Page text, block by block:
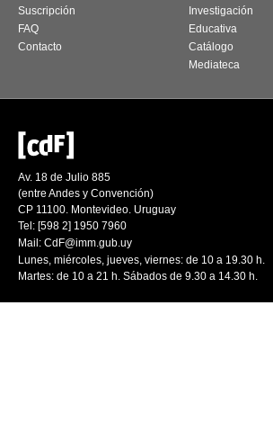
Suscripción
FAQ
Contacto
Investigación
Educativa
Catálogo
Mediateca
Av. 18 de Julio 885
(entre Andes y Convención)
CP 11100. Montevideo. Uruguay
Tel: [598 2] 1950 7960
Mail: CdF@imm.gub.uy
Lunes, miércoles, jueves, viernes: de 10 a 19.30 h.
Martes: de 10 a 21 h. Sábados de 9.30 a 14.30 h.